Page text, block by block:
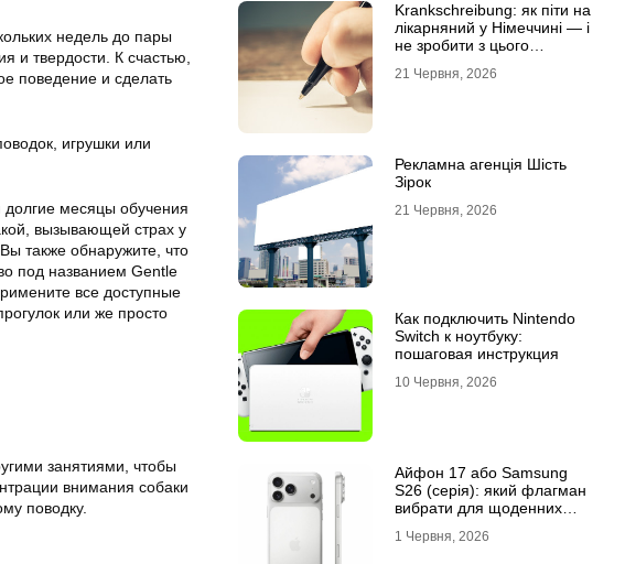
недель до пары
и твердости. К счастью,
поведение и сделать
игрушки или
месяцы обучения
вызывающей страх у
также обнаружите, что
под названием Gentle
все доступные
или же просто
занятиями, чтобы
внимания собаки
поводку.
Krankschreibung: як піти на
лікарняний у Німеччині — і
не зробити з цього
21 Червня, 2026
Рекламна агенція Шість
Зірок
21 Червня, 2026
Как подключить Nintendo
Switch к ноутбуку:
пошаговая инструкция
10 Червня, 2026
Айфон 17 або Samsung
S26 (серія): який флагман
вибрати для щоденних
1 Червня, 2026